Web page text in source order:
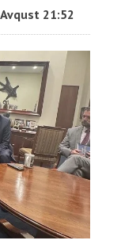
21:52